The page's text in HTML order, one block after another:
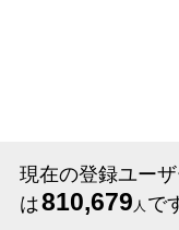
現在の登録ユー
は810,679 人 で